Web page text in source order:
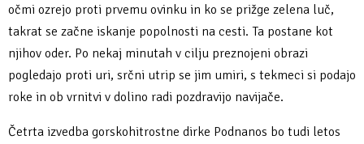
očmi ozrejo proti prvemu ovinku in ko se prižge zelena luč,
takrat se začne iskanje popolnosti na cesti. Ta postane kot
njihov oder. Po nekaj minutah v cilju preznojeni obrazi
pogledajo proti uri, srčni utrip se jim umiri, s tekmeci si podajo
roke in ob vrnitvi v dolino radi pozdravijo navijače.
Četrta izvedba gorskohitrostne dirke Podnanos bo tudi letos